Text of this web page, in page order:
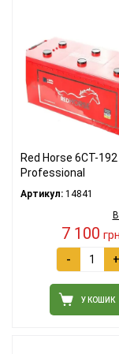
Red Horse 6СТ-192
Professional
Артикул: 14841
7 100
- +
У КОШИК